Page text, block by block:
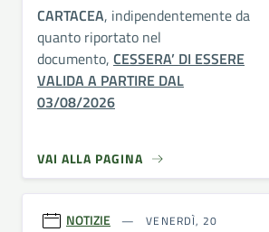
CARTACEA, indipendentemente da
quanto riportato nel
documento, CESSERA’ DI ESSERE
VALIDA A PARTIRE DAL
03/08/2026
VAI ALLA PAGINA
NOTIZIE
VENERDÌ, 20